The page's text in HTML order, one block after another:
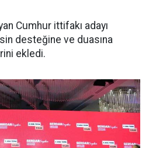
Cumhur ittifakı adayı
desteğine ve duasına
ekledi.